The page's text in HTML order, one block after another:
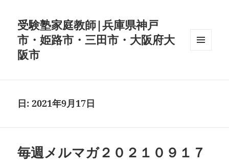
受験塾家庭教師|兵庫県神戸
市・姫路市・三田市・大阪府大
阪市
日:2021年9月17日
毎週メルマガ２０２１０９１７